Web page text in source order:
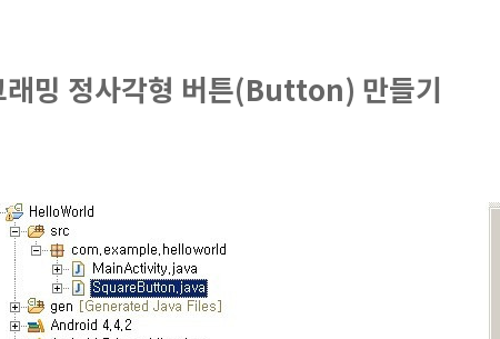
래밍 정사각형 버튼(Button) 만들기